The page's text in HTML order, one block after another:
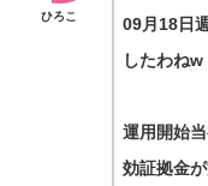
ひろこ
09月18日
したわねw
運用開始
効証拠金が